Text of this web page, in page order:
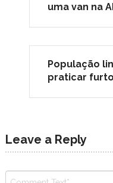
uma van na
População
praticar
Leave a Reply